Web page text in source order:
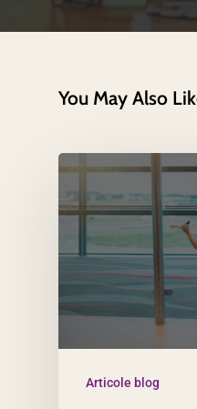
You May Also
Articole blog